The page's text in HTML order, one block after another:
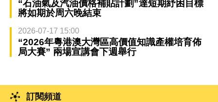
“石油氣及汽油價格補貼計劃”達短期紓困目標
將如期於周六晚結束
2026-07-17 15:00
“2026年粵港澳大灣區高價值知識產權培育佈
局大賽” 兩場宣講會下週舉行
訂閱頻道